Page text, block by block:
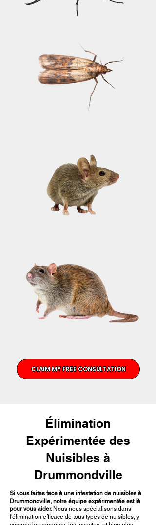
CLAIM MY FREE CONSULTATION
Élimination
Expérimentée des
Nuisibles à
Drummondville
Si vous faites face à une infestation de nuisibles à
Drummondville, notre équipe expérimentée est là
pour vous aider. Nous nous spécialisons dans
l'élimination efficace de tous types de nuisibles, y